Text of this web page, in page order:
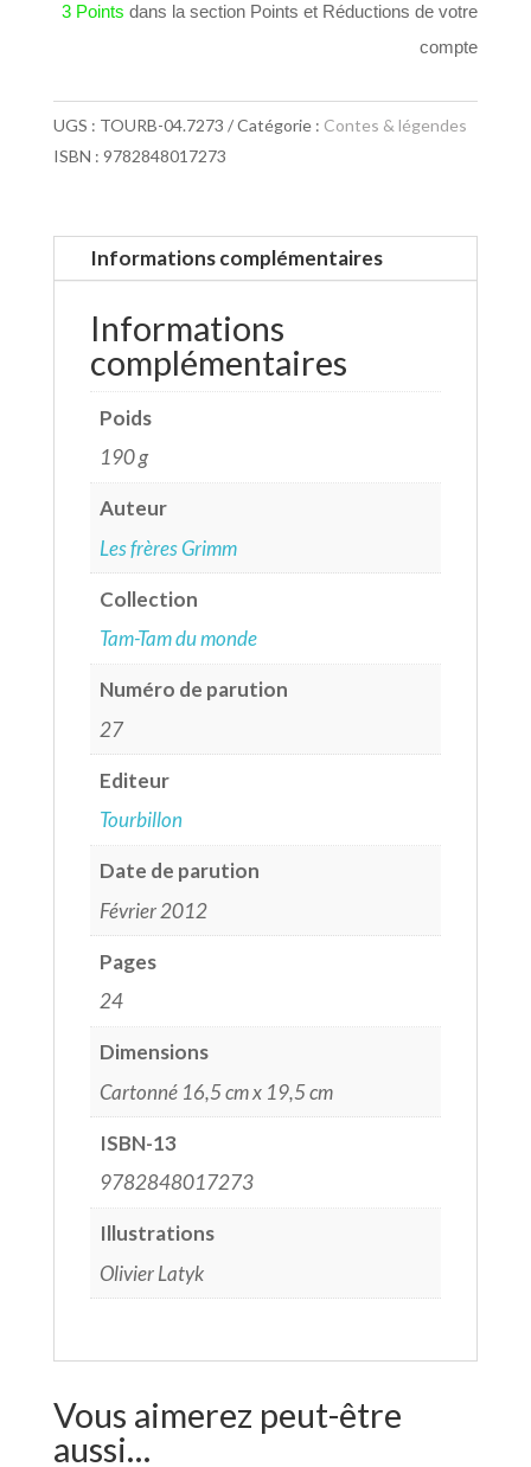
3 Points dans la section Points et Réductions de votre
compte
UGS : TOURB-04.7273 Catégorie : Contes & légendes
ISBN : 9782848017273
Informations complémentaires
Informations
complémentaires
Poids
190 g
Auteur
Les frères Grimm
Collection
Tam-Tam du monde
Numéro de parution
27
Editeur
Tourbillon
Date de parution
Février 2012
Pages
24
Dimensions
Cartonné 16,5 cm x 19,5 cm
ISBN-13
9782848017273
Illustrations
Olivier Latyk
Vous aimerez peut-être
aussi…